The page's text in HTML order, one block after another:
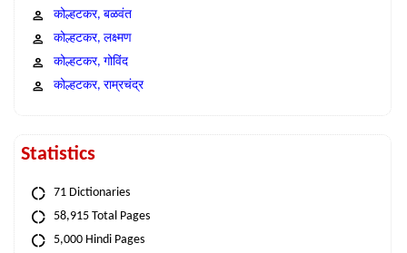
कोल्हटकर, बळवंत
कोल्हटकर, लक्ष्मण
कोल्हटकर, गोविंद
कोल्हटकर, राम्रचंद्र
Statistics
71 Dictionaries
58,915 Total Pages
5,000 Hindi Pages